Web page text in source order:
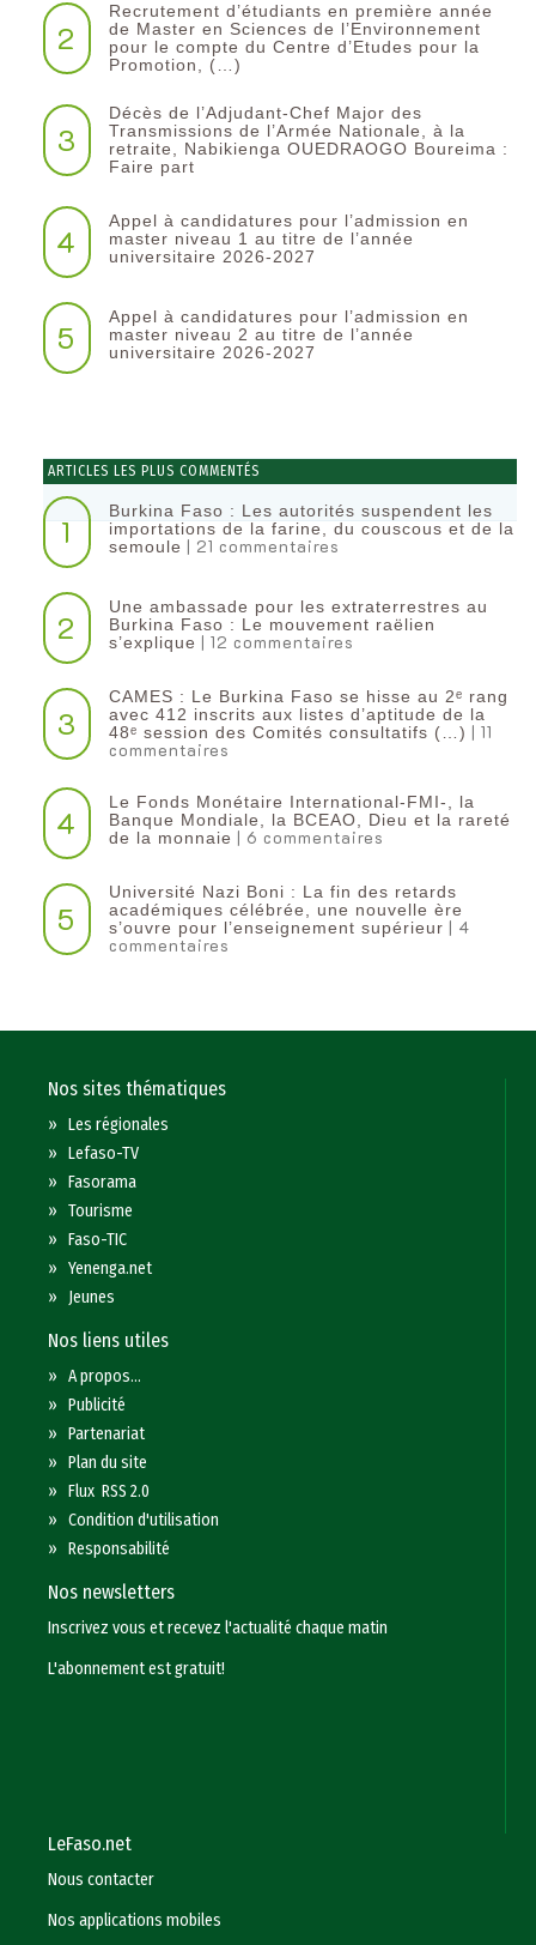
2
Recrutement d’étudiants en première année
de Master en Sciences de l’Environnement
pour le compte du Centre d’Etudes pour la
Promotion, (…)
3
Décès de l’Adjudant-Chef Major des
Transmissions de l’Armée Nationale, à la
retraite, Nabikienga OUEDRAOGO Boureima :
Faire part
4
Appel à candidatures pour l’admission en
master niveau 1 au titre de l’année
universitaire 2026-2027
5
Appel à candidatures pour l’admission en
master niveau 2 au titre de l’année
universitaire 2026-2027
ARTICLES LES PLUS COMMENTÉS
1
Burkina Faso : Les autorités suspendent les
importations de la farine, du couscous et de la
semoule | 21 commentaires
2
Une ambassade pour les extraterrestres au
Burkina Faso : Le mouvement raëlien
s’explique | 12 commentaires
3
CAMES : Le Burkina Faso se hisse au 2ᵉ rang
avec 412 inscrits aux listes d’aptitude de la
48ᵉ session des Comités consultatifs (…) | 11
commentaires
4
Le Fonds Monétaire International-FMI-, la
Banque Mondiale, la BCEAO, Dieu et la rareté
de la monnaie | 6 commentaires
5
Université Nazi Boni : La fin des retards
académiques célébrée, une nouvelle ère
s’ouvre pour l’enseignement supérieur | 4
commentaires
Nos sites thématiques
»Les régionales
»Lefaso-TV
»Fasorama
»Tourisme
»Faso-TIC
»Yenenga.net
» Jeunes
Nos liens utiles
»A propos...
»Publicité
»Partenariat
»Plan du site
»Flux RSS 2.0
»Condition d'utilisation
»Responsabilité
Nos newsletters
Inscrivez vous et recevez l'actualité chaque matin
L'abonnement est gratuit!
LeFaso.net
Nous contacter
Nos applications mobiles